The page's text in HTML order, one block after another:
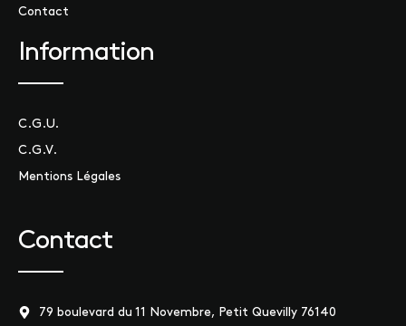
Contact
Information
C.G.U.
C.G.V.
Mentions Légales
Contact
79 boulevard du 11 Novembre, Petit Quevilly 76140